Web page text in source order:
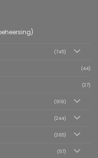
(745)
(44)
(27)
(919)
(244)
(265)
(57)